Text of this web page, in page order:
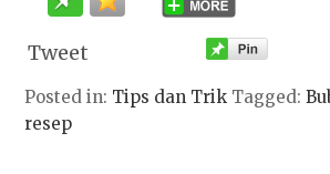
Tweet
Posted in: Tips dan Trik Tagged:
resep